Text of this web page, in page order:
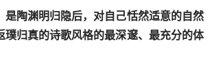
是陶渊明归隐后，对自己恬然适意的自然
璞归真的诗歌风格的最深邃、最充分的体